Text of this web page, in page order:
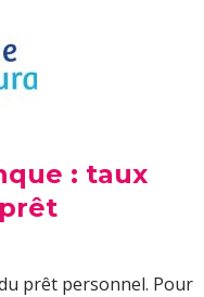
: taux
prêt personnel. Pour